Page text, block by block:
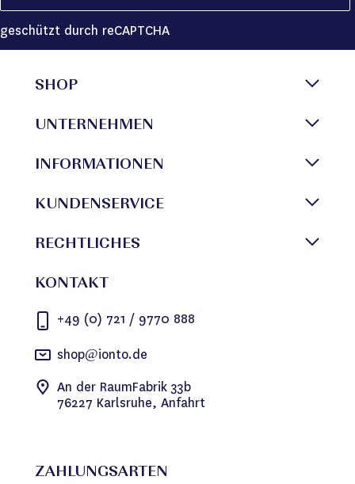
geschützt durch reCAPTCHA
SHOP
UNTERNEHMEN
INFORMATIONEN
KUNDENSERVICE
RECHTLICHES
KONTAKT
+49 (0) 721 / 9770 888
shop@ionto.de
An der RaumFabrik 33b
76227 Karlsruhe, Anfahrt
ZAHLUNGSARTEN